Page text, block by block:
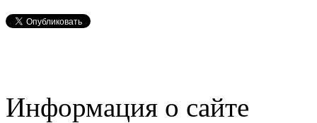
Информация о сайте